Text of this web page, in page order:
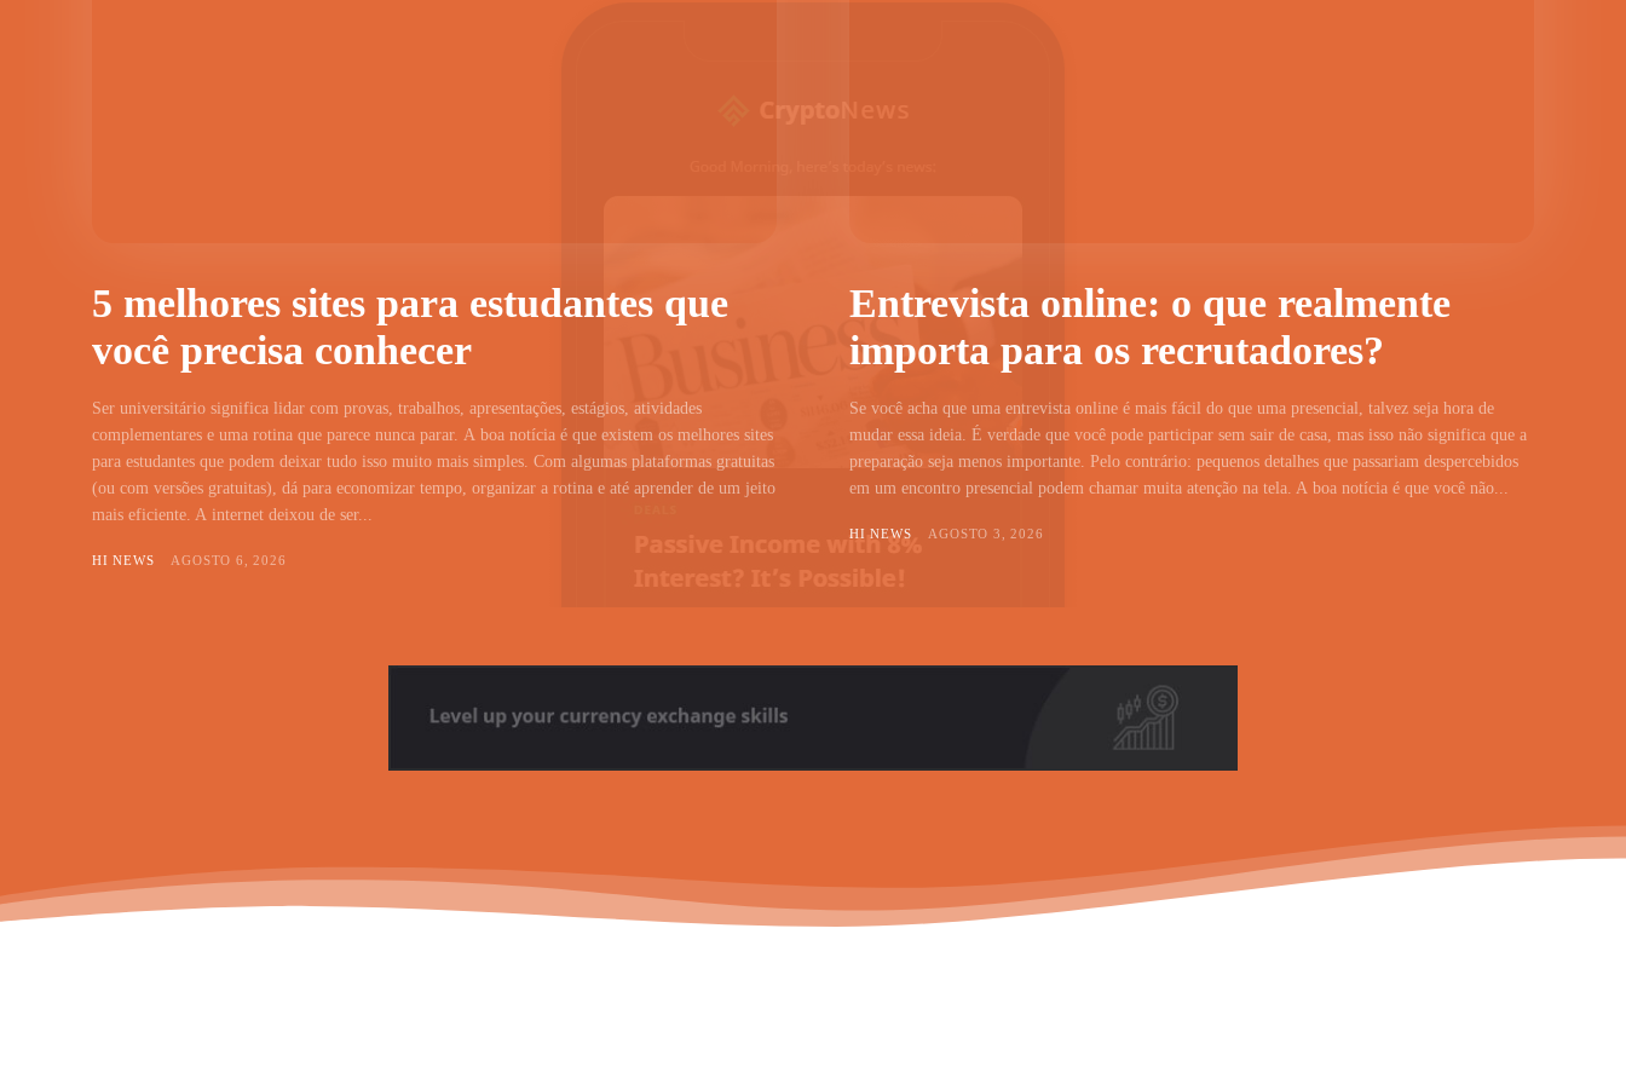
5 melhores sites para estudantes que
você precisa conhecer
Ser universitário significa lidar com provas, trabalhos, apresentações, estágios, atividades
complementares e uma rotina que parece nunca parar. A boa notícia é que existem os melhores sites
para estudantes que podem deixar tudo isso muito mais simples. Com algumas plataformas gratuitas
(ou com versões gratuitas), dá para economizar tempo, organizar a rotina e até aprender de um jeito
mais eficiente. A internet deixou de ser...
HI NEWS AGOSTO 6, 2026
Entrevista online: o que realmente
importa para os recrutadores?
Se você acha que uma entrevista online é mais fácil do que uma presencial, talvez seja hora de
mudar essa ideia. É verdade que você pode participar sem sair de casa, mas isso não significa que a
preparação seja menos importante. Pelo contrário: pequenos detalhes que passariam despercebidos
em um encontro presencial podem chamar muita atenção na tela. A boa notícia é que você não...
HI NEWS AGOSTO 3, 2026